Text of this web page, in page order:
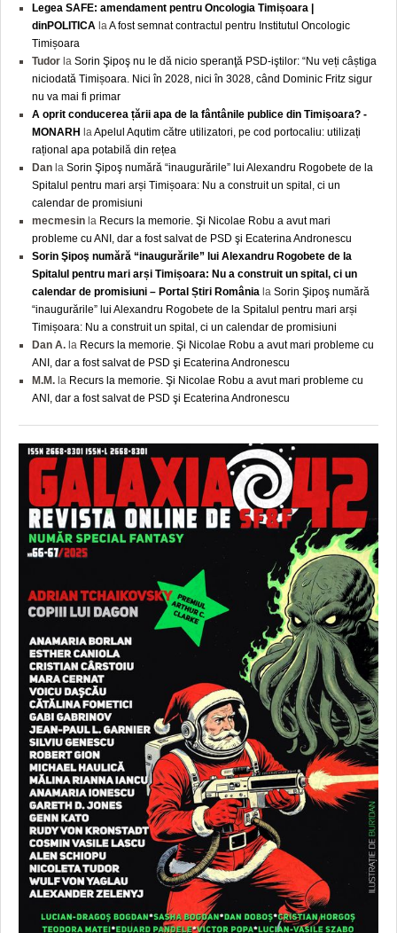
Legea SAFE: amendament pentru Oncologia Timișoara |
dinPOLITICA la A fost semnat contractul pentru Institutul Oncologic
Timișoara
Tudor la Sorin Şipoş nu le dă nicio speranţă PSD-iştilor: “Nu veți câștiga
niciodată Timișoara. Nici în 2028, nici în 3028, când Dominic Fritz sigur
nu va mai fi primar
A oprit conducerea țării apa de la fântânile publice din Timișoara? -
MONARH la Apelul Aqutim către utilizatori, pe cod portocaliu: utilizați
rațional apa potabilă din rețea
Dan la Sorin Şipoş numără “inaugurările” lui Alexandru Rogobete de la
Spitalul pentru mari arși Timișoara: Nu a construit un spital, ci un
calendar de promisiuni
mecmesin la Recurs la memorie. Şi Nicolae Robu a avut mari
probleme cu ANI, dar a fost salvat de PSD şi Ecaterina Andronescu
Sorin Şipoş numără “inaugurările” lui Alexandru Rogobete de la
Spitalul pentru mari arși Timișoara: Nu a construit un spital, ci un
calendar de promisiuni – Portal Știri România la Sorin Şipoş numără
“inaugurările” lui Alexandru Rogobete de la Spitalul pentru mari arși
Timișoara: Nu a construit un spital, ci un calendar de promisiuni
Dan A. la Recurs la memorie. Şi Nicolae Robu a avut mari probleme cu
ANI, dar a fost salvat de PSD şi Ecaterina Andronescu
M.M. la Recurs la memorie. Şi Nicolae Robu a avut mari probleme cu
ANI, dar a fost salvat de PSD şi Ecaterina Andronescu